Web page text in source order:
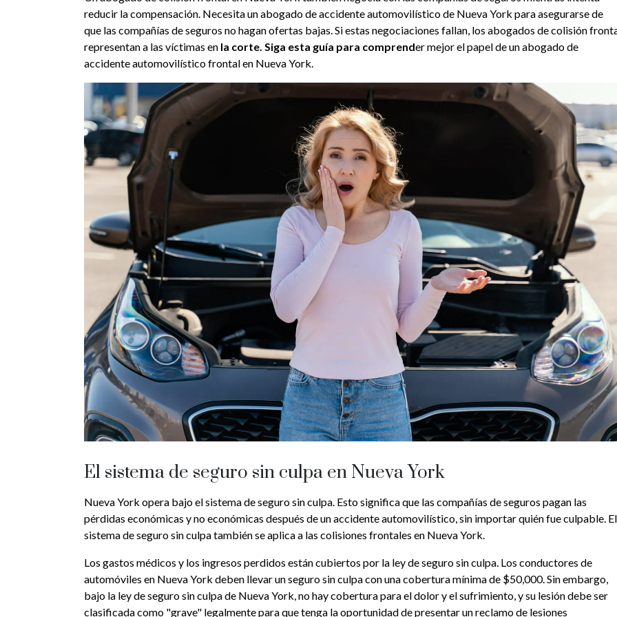
reducir la compensación. Necesita un abogado de accidente automovilístico de Nueva York para asegurarse de
que las compañías de seguros no hagan ofertas bajas. Si estas negociaciones fallan, los abogados de colisión
representan a las víctimas en la corte. Siga esta guía para comprender mejor el papel de un abogado de
accidente automovilístico frontal en Nueva York.
El sistema de seguro sin culpa en Nueva York
Nueva York opera bajo el sistema de seguro sin culpa. Esto significa que las compañías de seguros pagan las
pérdidas económicas y no económicas después de un accidente automovilístico, sin importar quién fue culpable. El
sistema de seguro sin culpa también se aplica a las colisiones frontales en Nueva York.
Los gastos médicos y los ingresos perdidos están cubiertos por la ley de seguro sin culpa. Los conductores de
automóviles en Nueva York deben llevar un seguro sin culpa con una cobertura mínima de $50,000. Sin embargo,
bajo la ley de seguro sin culpa de Nueva York, no hay cobertura para el dolor y el sufrimiento, y su lesión debe ser
clasificada como "grave" legalmente para que tenga la oportunidad de presentar un reclamo de lesiones